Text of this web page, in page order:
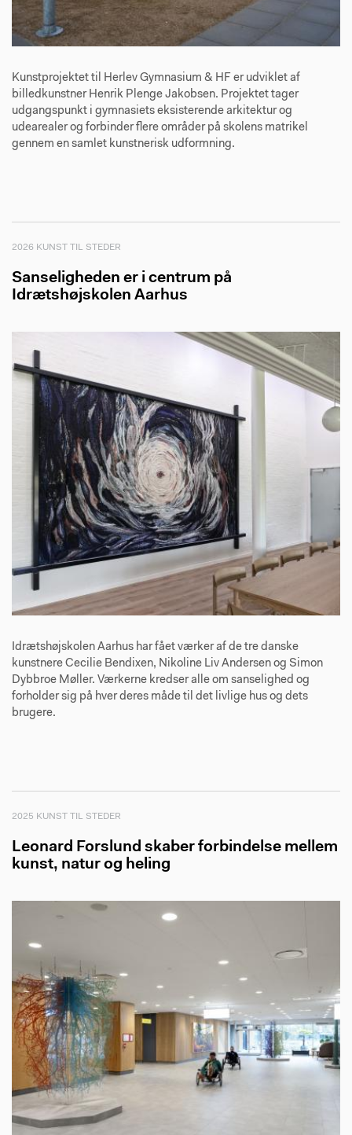
Kunstprojektet til Herlev Gymnasium & HF er udviklet af
billedkunstner Henrik Plenge Jakobsen. Projektet tager
udgangspunkt i gymnasiets eksisterende arkitektur og
udearealer og forbinder flere områder på skolens matrikel
gennem en samlet kunstnerisk udformning.
2026 KUNST TIL STEDER
Sanseligheden er i centrum på
Idrætshøjskolen Aarhus
Idrætshøjskolen Aarhus har fået værker af de tre danske
kunstnere Cecilie Bendixen, Nikoline Liv Andersen og Simon
Dybbroe Møller. Værkerne kredser alle om sanselighed og
forholder sig på hver deres måde til det livlige hus og dets
brugere.
2025 KUNST TIL STEDER
Leonard Forslund skaber forbindelse mellem
kunst, natur og heling